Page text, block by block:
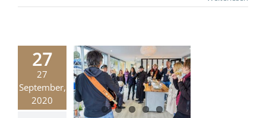
27
27
September,
2020